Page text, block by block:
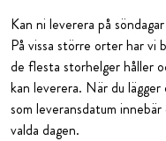
Kan ni leverera på
På vissa större orter har vi
de flesta storhelger håller
kan leverera. När du
som leveransdatum
valda dagen.